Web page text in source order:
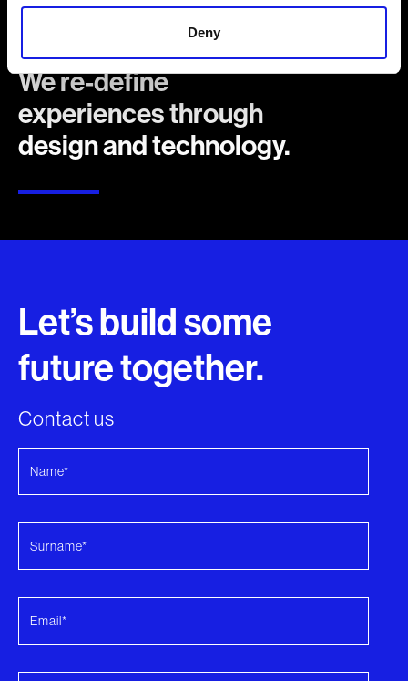
Deny
We re-define
experiences through
design and technology.
Let’s build some
future together.
Contact us